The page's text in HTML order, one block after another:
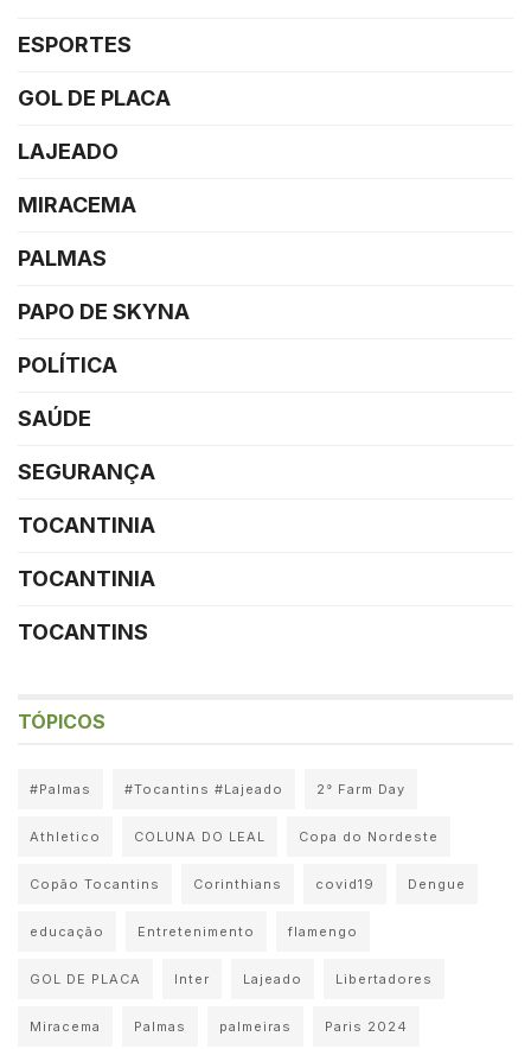
ESPORTES
GOL DE PLACA
LAJEADO
MIRACEMA
PALMAS
PAPO DE SKYNA
POLÍTICA
SAÚDE
SEGURANÇA
TOCANTINIA
TOCANTINIA
TOCANTINS
TÓPICOS
#Palmas #Tocantins #Lajeado 2° Farm Day
Athletico COLUNA DO LEAL Copa do Nordeste
Copão Tocantins Corinthians covid19 Dengue
educação Entretenimento flamengo
GOL DE PLACA Inter Lajeado Libertadores
Miracema Palmas palmeiras Paris 2024